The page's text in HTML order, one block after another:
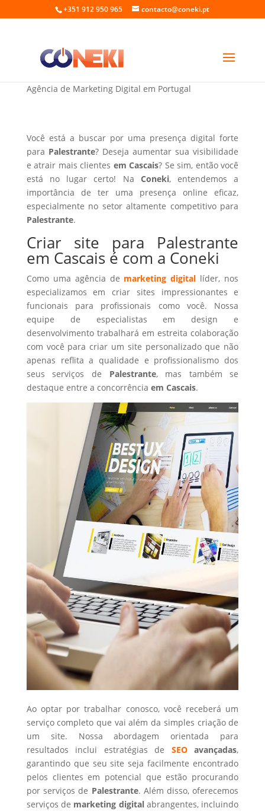
+351 912 950 965 contacto@coneki.pt
Criar site para Palestrante em Cascais
Agência de Marketing Digital em Portugal
Você está a buscar por uma presença digital forte
para Palestrante? Deseja aumentar sua visibilidade
e atrair mais clientes em Cascais? Se sim, então você
está no lugar certo! Na Coneki, entendemos a
importância de ter uma presença online eficaz,
especialmente no setor altamente competitivo para
Palestrante.
Criar site para Palestrante
em Cascais é com a Coneki
Como uma agência de marketing digital líder, nos
especializamos em criar sites impressionantes e
funcionais para profissionais como você. Nossa
equipe de especialistas em design e
desenvolvimento trabalhará em estreita colaboração
com você para criar um site personalizado que não
apenas reflita a qualidade e profissionalismo dos
seus serviços de Palestrante, mas também se
destaque entre a concorrência em Cascais.
Ao optar por trabalhar conosco, você receberá um
serviço completo que vai além da simples criação de
um site. Nossa abordagem orientada para
resultados inclui estratégias de SEOavançadas,
garantindo que seu site seja facilmente encontrado
pelos clientes em potencial que estão procurando
por serviços de Palestrante. Além disso, oferecemos
serviços de marketing digital abrangentes, incluindo